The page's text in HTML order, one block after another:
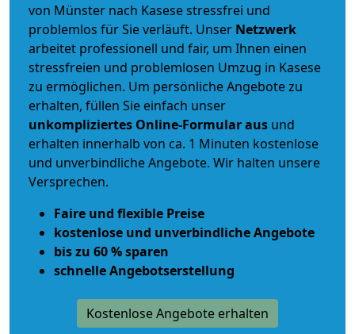
von Münster nach Kasese stressfrei und
problemlos für Sie verläuft. Unser Netzwerk
arbeitet professionell und fair, um Ihnen einen
stressfreien und problemlosen Umzug in Kasese
zu ermöglichen. Um persönliche Angebote zu
erhalten, füllen Sie einfach unser
unkompliziertes Online-Formular aus und
erhalten innerhalb von ca. 1 Minuten kostenlose
und unverbindliche Angebote. Wir halten unsere
Versprechen.
Faire und flexible Preise
kostenlose und unverbindliche Angebote
bis zu 60 % sparen
schnelle Angebotserstellung
Kostenlose Angebote erhalten